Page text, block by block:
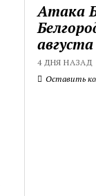
Атака
августа
4 ДНЯ НАЗАД
Оставить